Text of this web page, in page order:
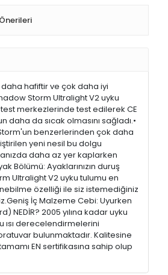
hafiftir ve çok daha iyi
Storm Ultralight V2 uyku
merkezlerinde test edilerek CE
daha da sıcak olmasını sağladı.•
benzerlerinden çok daha
yeni nesil bu dolgu
daha az yer kaplarken
Bölümü: Ayaklarınızın duruş
Ultralight V2 uyku tulumu en
özelliği ile siz istemediğiniz
İç Malzeme Cebi: Uyurken
2005 yılına kadar uyku
ısı derecelendirmelerini
bulunmaktadır. Kalitesine
EN sertifikasına sahip olup